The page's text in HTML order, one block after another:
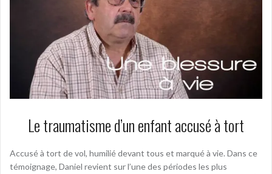
Le traumatisme d’un enfant accusé à tort
Accusé à tort de vol, humilié devant tous et marqué à vie. Dans ce
témoignage, Daniel revient sur l’une des périodes les plus